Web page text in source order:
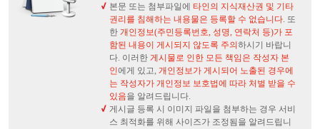
본문 또는 첨부파일에 타인의 지식재산권 및 기타
권리를 침해하는 내용물은 등록할 수 없습니다. 또
한 개인정보(주민등록번호, 성명, 연락처 등)가 포
함된 내용이 게시되지 않도록 주의 하시기 바랍니
다. 이러한 게시물로 인한 모든 책임은 작성자 본
인에게 있고, 개인정보가 게시되어 노출된 경우에
는 작성자가 개인정보 보호법에 따라 처벌 받을 수
있음을 알려드립니다.
게시글 등록 시 이미지 파일을 첨부하는 경우 서비
스 최적화를 위해 사이즈가 조정됨을 알려드립니